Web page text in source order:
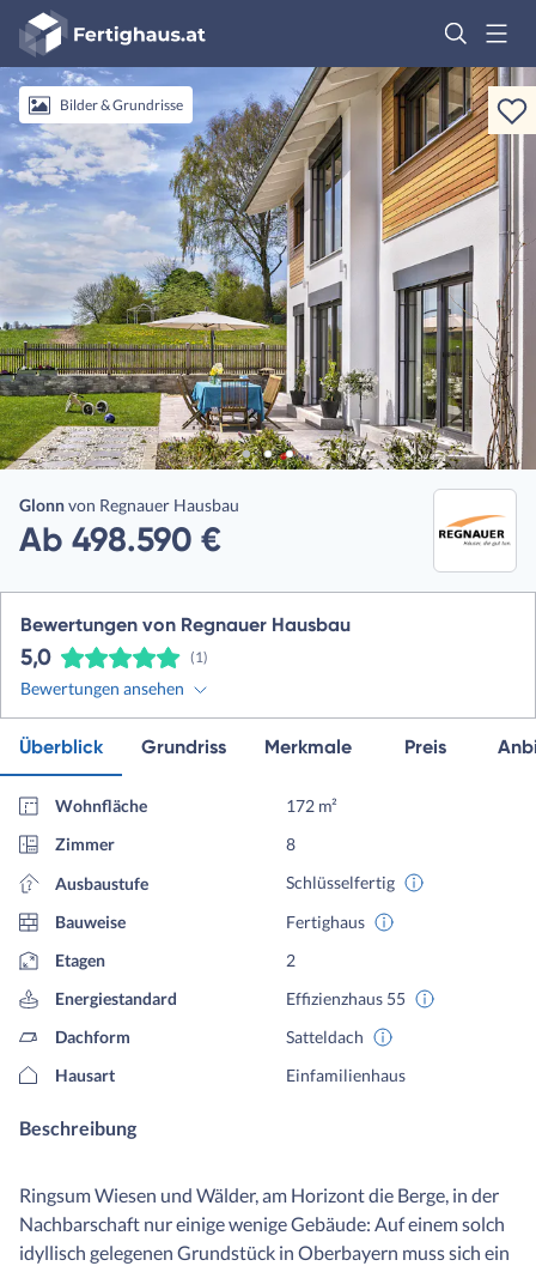
Fertighaus
Logo
AnmeldenBilder & Grundrisse
Glonnvon Regnauer Hausbau
Ab 498.590 €
Bewertungen von Regnauer Hausbau
5,0 (1)
Bewertungen ansehen
Überblick Grundriss Merkmale Preis
Wohnfläche
172 m²
Zimmer
8
Ausbaustufe
Schlüsselfertig
Bauweise
Fertighaus
Etagen
2
Energiestandard
Effizienzhaus 55
Dachform
Satteldach
Hausart
Einfamilienhaus
Beschreibung
Ringsum Wiesen und Wälder, am Horizont die Berge, in der
Nachbarschaft nur einige wenige Gebäude: Auf einem solch
idyllisch gelegenen Grundstück in Oberbayern muss sich ein